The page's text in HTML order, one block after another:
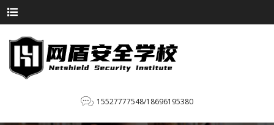
15527777548/18696195380